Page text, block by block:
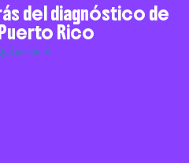
del diagnóstico de
Rico
»